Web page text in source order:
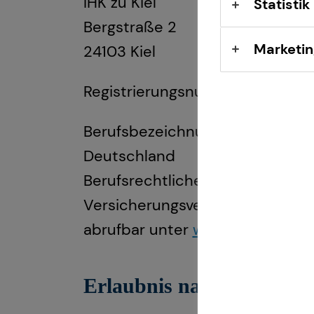
Bergstraße 2
24103 Kiel
Registrierungsnummer: D-0UCV-
Berufsbezeichnung:
Deutschland
Berufsrechtliche Regelungen:
Versicherungsvertrag (VVG),
abrufbar unter www.gesetze-
Erlaubnis nach § 34f
Statistik